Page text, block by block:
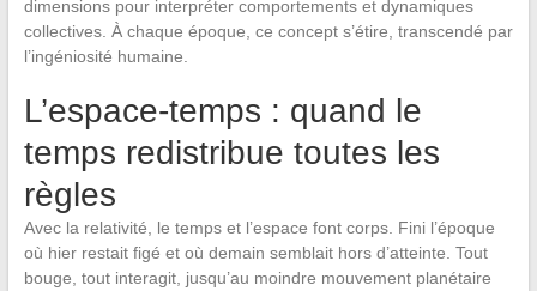
dimensions pour interpréter comportements et dynamiques
collectives. À chaque époque, ce concept s’étire, transcendé par
l’ingéniosité humaine.
L’espace-temps : quand le
temps redistribue toutes les
règles
Avec la relativité, le temps et l’espace font corps. Fini l’époque
où hier restait figé et où demain semblait hors d’atteinte. Tout
bouge, tout interagit, jusqu’au moindre mouvement planétaire